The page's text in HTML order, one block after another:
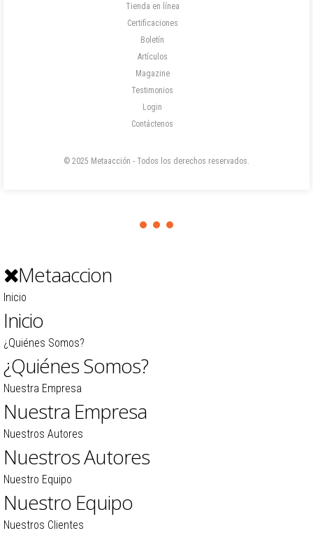
Tienda en línea
Certificaciones
Boletín
Artículos
Magazine
Testimonios
Login
Contáctenos
© 2025 Metaacción - Todos los derechos reservados.
Metaaccion
Inicio
Inicio
¿Quiénes Somos?
¿Quiénes Somos?
Nuestra Empresa
Nuestra Empresa
Nuestros Autores
Nuestros Autores
Nuestro Equipo
Nuestro Equipo
Nuestros Clientes